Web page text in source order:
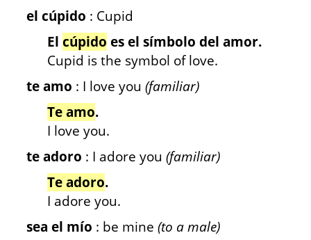
el cúpido : Cupid
El cúpido es el símbolo del amor.
Cupid is the symbol of love.
te amo : I love you (familiar)
Te amo.
I love you.
te adoro : I adore you (familiar)
Te adoro.
I adore you.
sea el mío : be mine (to a male)